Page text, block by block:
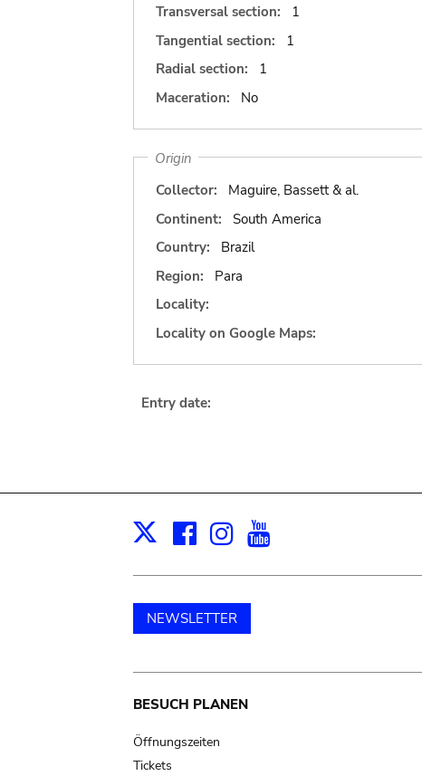
Transversal section:
1
Tangential section:
1
Radial section:
1
Maceration:
No
Origin
Collector:
Maguire, Bassett & al.
Continent:
South America
Country:
Brazil
Region:
Para
Locality:
Locality on Google Maps:
Entry date:
X Facebook
Instagram
NEWSLETTER
Main
navigation
BESUCH PLANEN
Öffnungszeiten
Tickets